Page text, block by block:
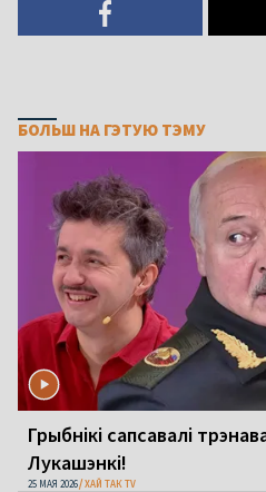
БОЛЬШ НА ГЭТУЮ ТЭМУ
Грыбнікі сапсавалі
Лукашэнкі!
25 МАЯ 2026 ХАЙ ТАК TV